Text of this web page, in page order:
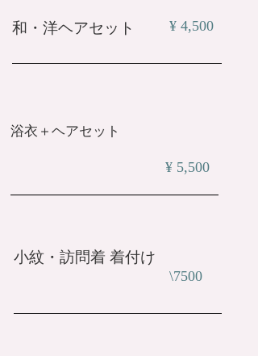
和・洋ヘアセット ¥ 4,500
浴衣＋ヘアセット
¥ 5,500
小紋・訪問着 着付け
\7500